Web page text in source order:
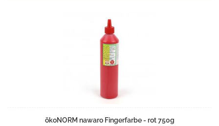
ökoNORM nawaro Fingerfarbe - rot 750g